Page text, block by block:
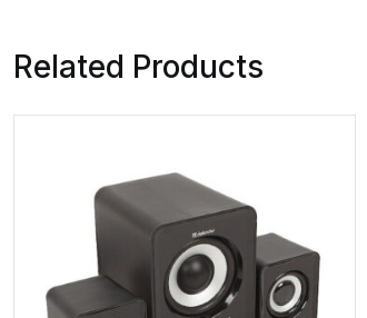
Related Products